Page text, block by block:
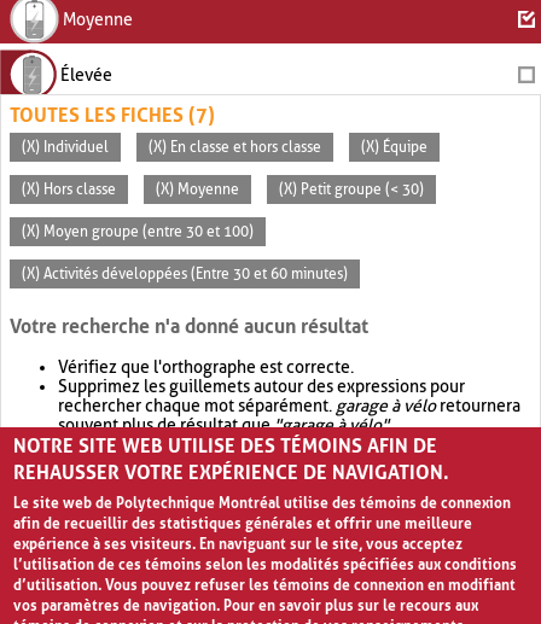
Moyenne
Élevée
TOUTES LES FICHES (7)
(X) Individuel (X) En classe et hors classe (X) Équipe
(X) Hors classe (X) Moyenne (X) Petit groupe (< 30)
(X) Moyen groupe (entre 30 et 100)
(X) Activités développées (Entre 30 et 60 minutes)
Votre recherche n'a donné aucun résultat
Vérifiez que l'orthographe est correcte.
Supprimez les guillemets autour des expressions pour
rechercher chaque mot séparément. garage à véloretournera
souvent plus de résultat que"garage à vélo".
Envisagez d'élargir votre recherche avec OR.garage OR vélo
retournera souvent plus de résultat quegarage à vélo
NOTRE SITE WEB UTILISE DES TÉMOINS AFIN DE
REHAUSSER VOTRE EXPÉRIENCE DE NAVIGATION.
Le site web de Polytechnique Montréal utilise des témoins de connexion
afin de recueillir des statistiques générales et offrir une meilleure
expérience à ses visiteurs. En naviguant sur le site, vous acceptez
l’utilisation de ces témoins selon les modalités spécifiées aux conditions
d’utilisation. Vous pouvez refuser les témoins de connexion en modifiant
vos paramètres de navigation. Pour en savoir plus sur le recours aux